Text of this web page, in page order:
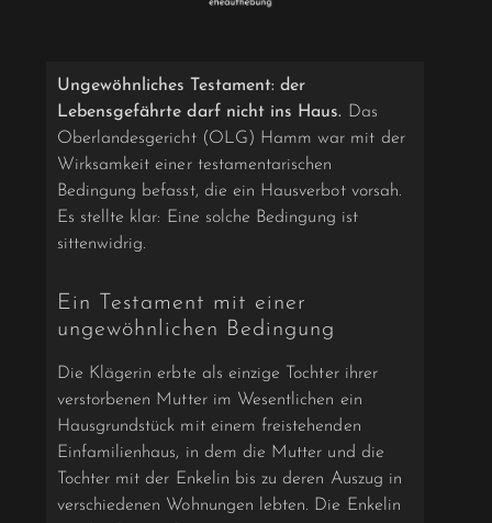
Ungewöhnliches Testament: der
Lebensgefährte darf nicht ins Haus. Das
Oberlandesgericht (OLG) Hamm war mit der
Wirksamkeit einer testamentarischen
Bedingung befasst, die ein Hausverbot vorsah.
Es stellte klar: Eine solche Bedingung ist
sittenwidrig.
Ein Testament mit einer
ungewöhnlichen Bedingung
Die Klägerin erbte als einzige Tochter ihrer
verstorbenen Mutter im Wesentlichen ein
Hausgrundstück mit einem freistehenden
Einfamilienhaus, in dem die Mutter und die
Tochter mit der Enkelin bis zu deren Auszug in
verschiedenen Wohnungen lebten. Die Enkelin